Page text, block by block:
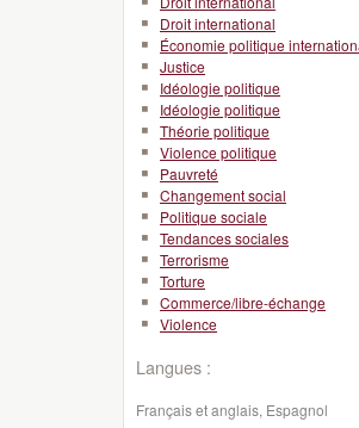
Droit international
Économie politique
Justice
Idéologie politique
Idéologie politique
Théorie politique
Violence politique
Pauvreté
Changement social
Politique sociale
Tendances sociales
Terrorisme
Torture
Commerce/libre-échange
Violence
Langues :
Français et anglais, Espagnol